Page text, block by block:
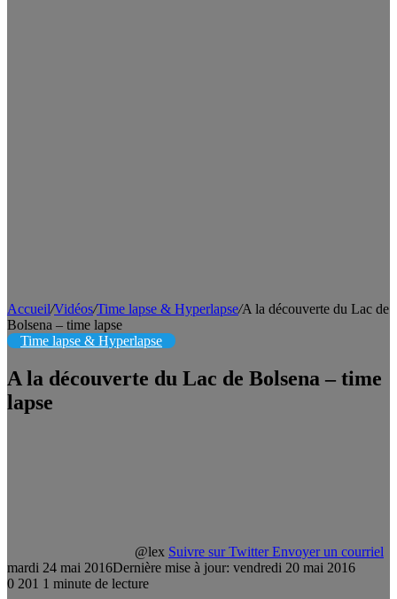
Accueil/Vidéos/Time lapse & Hyperlapse/A la découverte du Lac de
Bolsena – time lapse
Time lapse & Hyperlapse
A la découverte du Lac de Bolsena – time
lapse
@lex Suivre sur Twitter Envoyer un courriel
mardi 24 mai 2016Dernière mise à jour: vendredi 20 mai 2016
0 201 1 minute de lecture